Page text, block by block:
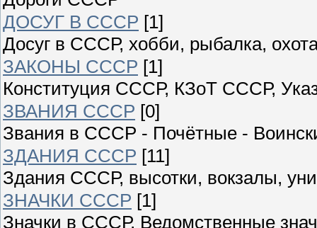
ДОСУГ В СССР [1]
Досуг в СССР, хобби, рыбалка,
ЗАКОНЫ СССР [1]
Конституция СССР, КЗоТ СССР,
ЗВАНИЯ СССР [0]
Звания в СССР - Почётные -
ЗДАНИЯ СССР [11]
Здания СССР, высотки, вокзалы,
ЗНАЧКИ СССР [1]
Значки в СССР, Ведомственные